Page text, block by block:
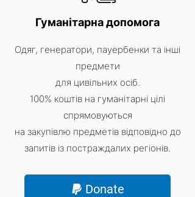
Гуманітарна допомога
Одяг, генератори, пауербенки та інші
предмети
для цивільних осіб.
100% коштів на гуманітарні цілі
спрямовуються
на закупівлю предметів відповідно до
запитів із постраждалих регіонів.
Donate